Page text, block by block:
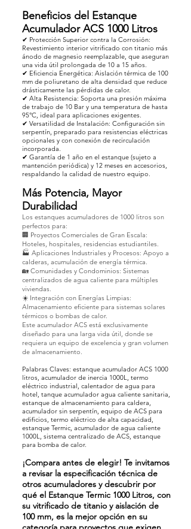
Beneficios del Estanque
Acumulador ACS 1000 Litros
✔ Protección Superior contra la Corrosión:
Revestimiento interior vitrificado con titanio más
ánodo de magnesio reemplazable, que aseguran
una vida útil prolongada de 10 a 15 años.
✔ Eficiencia Energética: Aislación térmica de 100
mm de poliuretano de alta densidad que reduce
drásticamente las pérdidas de calor.
✔ Alta Resistencia: Soporta una presión máxima
de trabajo de 10 Bar y una temperatura de hasta
95°C, ideal para aplicaciones exigentes.
✔ Versatilidad de Instalación: Configuración sin
serpentín, preparado para resistencias eléctricas
opcionales y con conexión de recirculación
incorporada.
✔ Garantía de 1 año en el estanque (sujeto a
mantención periódica) y 12 meses en accesorios,
respaldando la calidad de nuestro equipo.
Más Potencia, Mayor
Durabilidad
Los estanques acumuladores de 1000 litros son
perfectos para:
🏢 Proyectos Comerciales de Gran Escala:
Hoteles, hospitales, residencias estudiantiles.
🏭 Aplicaciones Industriales y Procesos: Apoyo a
calderas, acumulación de energía térmica.
🏡 Comunidades y Condominios: Sistemas
centralizados de agua caliente para múltiples
viviendas.
☀️ Integración con Energías Limpias:
Almacenamiento eficiente para sistemas solares
térmicos o bombas de calor.
Este acumulador ACS está exclusivamente
diseñado para una larga vida útil, donde se
requiera un equipo de excelencia y gran volumen
de almacenamiento.
Palabras Claves: estanque acumulador ACS 1000
litros, acumulador de inercia 1000L, termo
eléctrico industrial, calentador de agua para
hotel, tanque acumulador agua caliente sanitaria,
estanque de almacenamiento para caldera,
acumulador sin serpentín, equipo de ACS para
edificios, termo eléctrico de alta capacidad,
estanque Termic, acumulador de agua caliente
1000L, sistema centralizado de ACS, estanque
para bomba de calor.
¡Compara antes de elegir! Te invitamos
a revisar la especificación técnica de
otros acumuladores y descubrir por
qué el Estanque Termic 1000 Litros, con
su vitrificado de titanio y aislación de
100 mm, es la mejor opción en su